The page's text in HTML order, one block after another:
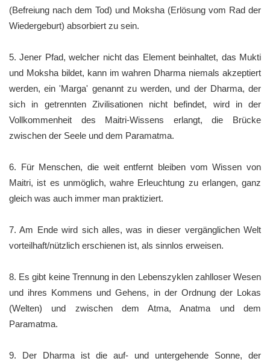
(Befreiung nach dem Tod) und Moksha (Erlösung vom Rad der
Wiedergeburt) absorbiert zu sein.
5. Jener Pfad, welcher nicht das Element beinhaltet, das Mukti
und Moksha bildet, kann im wahren Dharma niemals akzeptiert
werden, ein 'Marga' genannt zu werden, und der Dharma, der
sich in getrennten Zivilisationen nicht befindet, wird in der
Vollkommenheit des Maitri-Wissens erlangt, die Brücke
zwischen der Seele und dem Paramatma.
6. Für Menschen, die weit entfernt bleiben vom Wissen von
Maitri, ist es unmöglich, wahre Erleuchtung zu erlangen, ganz
gleich was auch immer man praktiziert.
7. Am Ende wird sich alles, was in dieser vergänglichen Welt
vorteilhaft/nützlich erschienen ist, als sinnlos erweisen.
8. Es gibt keine Trennung in den Lebenszyklen zahlloser Wesen
und ihres Kommens und Gehens, in der Ordnung der Lokas
(Welten) und zwischen dem Atma, Anatma und dem
Paramatma.
9. Der Dharma ist die auf- und untergehende Sonne, der